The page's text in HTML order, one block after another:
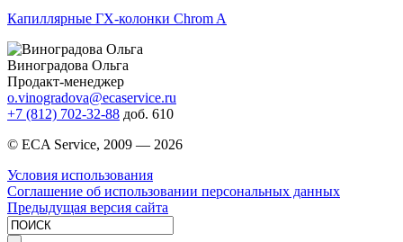
Капиллярные ГХ-колонки Chrom A
Виноградова Ольга
Продакт-менеджер
o.vinogradova@ecaservice.ru
+7 (812) 702-32-88 доб. 610
© ECA Service, 2009 — 2026
Условия использования
Соглашение об использовании персональных данных
Предыдущая версия сайта